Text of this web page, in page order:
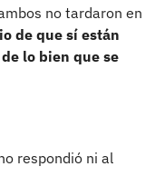
no tardaron en
de que sí están
lo bien que se
respondió ni al